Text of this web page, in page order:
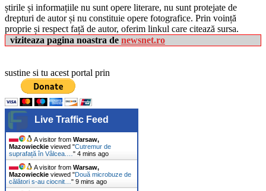
știrile și informațiile nu sunt opere literare, nu sunt protejate de
drepturi de autor și nu constituie opere fotografice. Prin voință
proprie și respect față de autor, oferim linkul care citează sursa.
viziteaza pagina noastra de newsnet.ro
sustine si tu acest portal prin
Live Traffic Feed
A visitor from Warsaw,
Mazowieckie viewed "Cutremur de
suprafață în Vâlcea.…" 4 mins ago
A visitor from Warsaw,
Mazowieckie viewed "Două microbuze de
călători s-au ciocnit…" 9 mins ago